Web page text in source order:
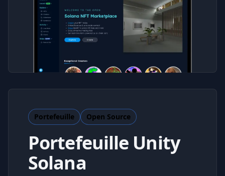
Portefeuille Open Source
Portefeuille Unity
Solana